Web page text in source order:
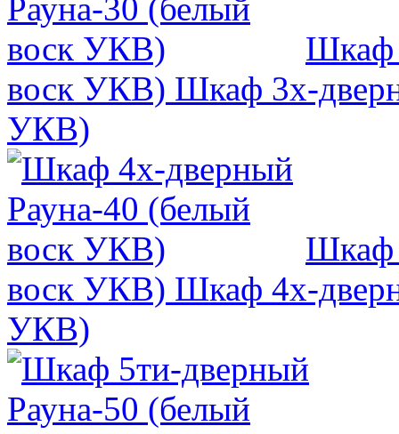
Шкаф
воск УКВ) Шкаф 3х-
УКВ)
Шкаф
воск УКВ) Шкаф 4х-
УКВ)